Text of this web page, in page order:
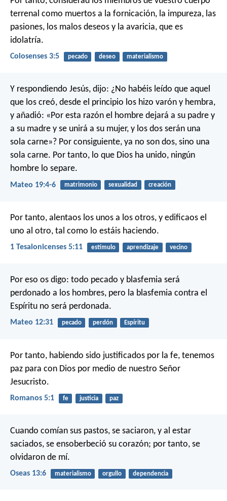
terrenal como muertos a la fornicación, la impureza, las
pasiones, los malos deseos y la avaricia, que es
idolatría.
Colosenses 3:5 pecado deseo materialismo
Y respondiendo Jesús, dijo: ¿No habéis leído que aquel
que los creó, desde el principio los hizo varón y hembra,
y añadió: «Por esta razón el hombre dejará a su padre y
a su madre y se unirá a su mujer, y los dos serán una
sola carne»? Por consiguiente, ya no son dos, sino una
sola carne. Por tanto, lo que Dios ha unido, ningún
hombre lo separe.
Mateo 19:4-6 matrimonio sexualidad creación
Por tanto, alentaos los unos a los otros, y edificaos el
uno al otro, tal como lo estáis haciendo.
1 Tesalonicenses 5:11 estímulo aprendizaje vecino
Por eso os digo: todo pecado y blasfemia será
perdonado a los hombres, pero la blasfemia contra el
Espíritu no será perdonada.
Mateo 12:31 pecado perdón Espíritu
Por tanto, habiendo sido justificados por la fe, tenemos
paz para con Dios por medio de nuestro Señor
Jesucristo.
Romanos 5:1 fe justicia paz
Cuando comían sus pastos, se saciaron, y al estar
saciados, se ensoberbeció su corazón; por tanto, se
olvidaron de mí.
Oseas 13:6 materialismo orgullo dependencia